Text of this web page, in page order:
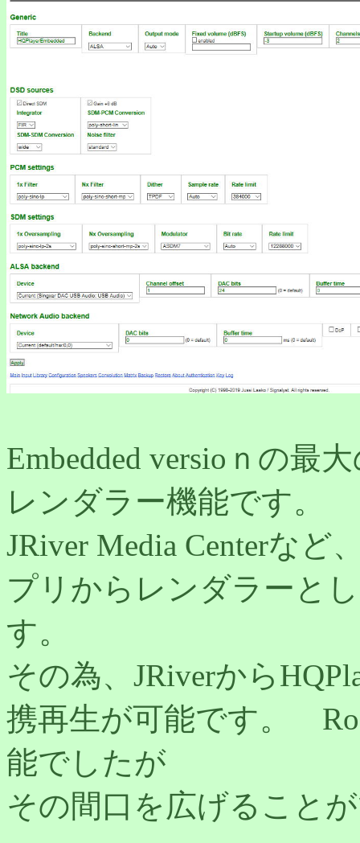
Embedded versioｎの最
レンダラー機能です。
JRiver Media Centerなど
プリからレンダラーと
す。
その為、JRiverから
携再生が可能です。
能でしたが
その間口を広げること